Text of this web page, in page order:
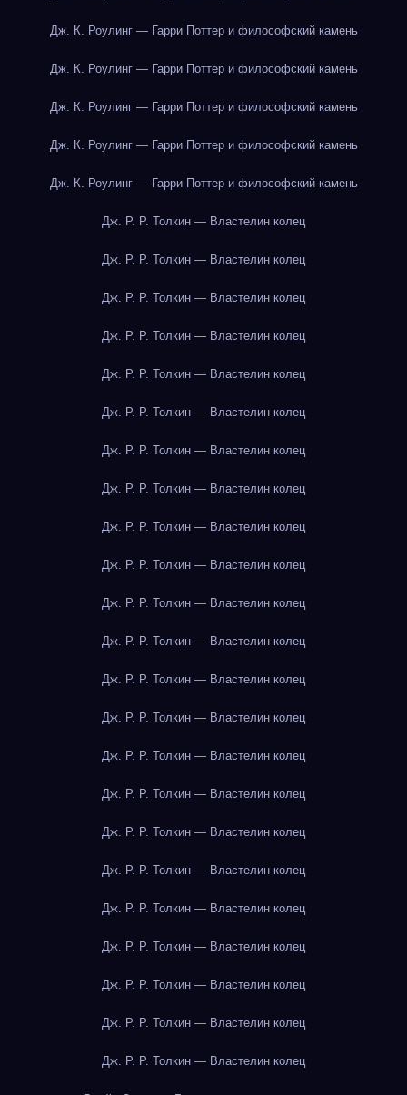
Дж. К. Роулинг — Гарри Поттер и философский камень
Дж. К. Роулинг — Гарри Поттер и философский камень
Дж. К. Роулинг — Гарри Поттер и философский камень
Дж. К. Роулинг — Гарри Поттер и философский камень
Дж. К. Роулинг — Гарри Поттер и философский камень
Дж. Р. Р. Толкин — Властелин колец
Дж. Р. Р. Толкин — Властелин колец
Дж. Р. Р. Толкин — Властелин колец
Дж. Р. Р. Толкин — Властелин колец
Дж. Р. Р. Толкин — Властелин колец
Дж. Р. Р. Толкин — Властелин колец
Дж. Р. Р. Толкин — Властелин колец
Дж. Р. Р. Толкин — Властелин колец
Дж. Р. Р. Толкин — Властелин колец
Дж. Р. Р. Толкин — Властелин колец
Дж. Р. Р. Толкин — Властелин колец
Дж. Р. Р. Толкин — Властелин колец
Дж. Р. Р. Толкин — Властелин колец
Дж. Р. Р. Толкин — Властелин колец
Дж. Р. Р. Толкин — Властелин колец
Дж. Р. Р. Толкин — Властелин колец
Дж. Р. Р. Толкин — Властелин колец
Дж. Р. Р. Толкин — Властелин колец
Дж. Р. Р. Толкин — Властелин колец
Дж. Р. Р. Толкин — Властелин колец
Дж. Р. Р. Толкин — Властелин колец
Дж. Р. Р. Толкин — Властелин колец
Дж. Р. Р. Толкин — Властелин колец